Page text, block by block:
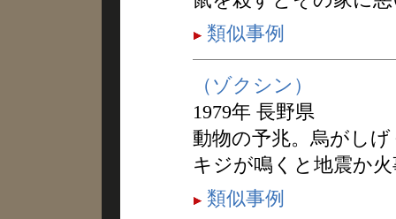
類似事例
（ゾクシン）
1979年 長野県
動物の予兆。烏がし
キジが鳴くと地震か
類似事例